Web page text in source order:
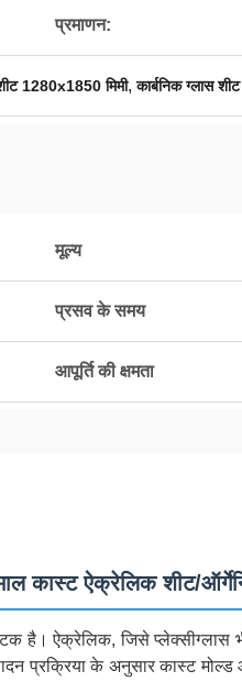
प्रमाणन:
1280x1850 मिमी,कार्बनिक ग्लास
मूल्य
प्रसव के समय
आपूर्ति की क्षमता
कास्ट ऐक्रेलिक शीट/
है। ऐक्रेलिक, जिसे
प्रक्रिया के अनुसार कास्ट